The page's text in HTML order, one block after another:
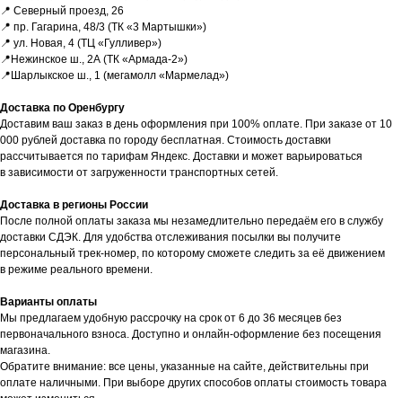
📍 Северный проезд, 26
📍 пр. Гагарина, 48/3 (ТК «3 Мартышки»)
📍 ул. Новая, 4 (ТЦ «Гулливер»)
📍Нежинское ш., 2А (ТК «Армада-2»)
📍Шарлыкское ш., 1 (мегамолл «Мармелад»)
Доставка по Оренбургу
Доставим ваш заказ в день оформления при 100% оплате. При заказе от 10
000 рублей доставка по городу бесплатная. Стоимость доставки
рассчитывается по тарифам Яндекс. Доставки и может варьироваться
в зависимости от загруженности транспортных сетей.
Доставка в регионы России
После полной оплаты заказа мы незамедлительно передаём его в службу
доставки СДЭК. Для удобства отслеживания посылки вы получите
персональный трек-номер, по которому сможете следить за её движением
в режиме реального времени.
Варианты оплаты
Мы предлагаем удобную рассрочку на срок от 6 до 36 месяцев без
первоначального взноса. Доступно и онлайн-оформление без посещения
магазина.
Обратите внимание: все цены, указанные на сайте, действительны при
оплате наличными. При выборе других способов оплаты стоимость товара
Оставить заявку
заказать необходимое устройство.
Для этого оставьте заявку на сайте
и наш менеджер свяжется с вами
в ближайшее время.
в кратчайшие сроки — всего 2−4 дня.
(Подробнее у менеджера)
ЕСЛИ ВЫНЕ НАШЛИ
В КАТАЛОГЕТО, ЧТО
НУЖНО?